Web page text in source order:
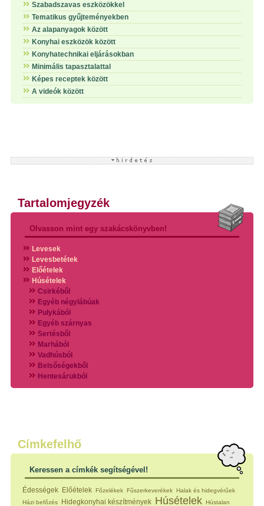
Szabadszavas eszközökkel
Tematikus gyűjteményekben
Az alapanyagok között
Konyhai eszközök között
Konyhatechnikai eljárásokban
Minimális tapasztalattal
Képes receptek között
A videók között
Tartalomjegyzék
Olvasson mint egy szakácskönyvben!
Levesek
Levesbetétek
Előételek
Húsételek
Csirkéből
Egyéb négylábúak
Pulykából
Egyéb szárnyas
Sertésből
Marhából
Vadhúsból
Belsőségekből
Hentesárukból
Vadszárnyasokból
Köretek
Klasszikus főzelékek
Zöldséges ételek
Hidegkonyhai készítmények
Főtt tészták
Címkefelhő
Keressen a címkék segítségével!
Édességek Előételek Főzelékek Fűszerkeverékek Halak és hidegvérűek
Házi befőzés
Hidegkonyhai készítmények Húsételek Hústalan